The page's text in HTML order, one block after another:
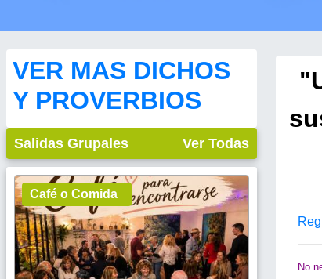
VER MAS DICHOS
Y PROVERBIOS
Salidas Grupales Ver Todas
Café o Comida
No